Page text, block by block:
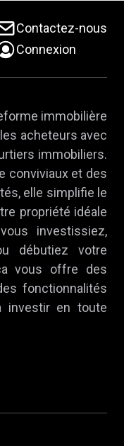
Contactez-nous
Connexion
immobilière
acheteurs avec
immobiliers.
conviviaux et des
elle simplifie le
propriété idéale
investissiez,
débutiez votre
vous offre des
fonctionnalités
investir en toute